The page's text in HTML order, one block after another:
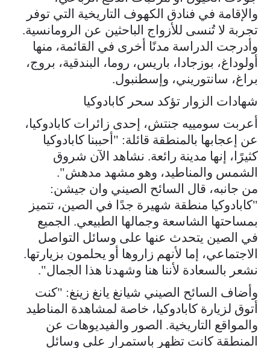
والإقامة في فنادق الكهوف التاريخية التي توفر
تجربة لا تُنسى للأزواج الباحثين عن الرومانسية.
وأدرجت الدراسة مدنًا أخرى في القائمة، منها
أولوداغ، بوزجادا، باريس، روما، البندقية، بروج،
براغ، سانتوريني، وإسطنبول.
شهادات الزوار تؤكد سحر كابادوكيا
أعربت سومييه جنتش، إحدى زائرات كابادوكيا،
عن إعجابها بالمنطقة قائلة: "أحببنا كابادوكيا
كثيرًا، إنها مدينة رائعة. نشاهد الآن شروق
الشمس والمناطيد، وهو مشهد مدهش".
من جانبه، قال السائح الصيني وان جيشن:
"كابادوكيا منطقة شهيرة جدًا في الصين، تتميز
بمساحتها الشاسعة وجمالها الطبيعي. الجميع
في الصين يتحدث عنها على وسائل التواصل
الاجتماعي، إما لأنهم زاروها أو يحلمون بزيارتها.
نشعر بالسعادة لأننا هنا وشهدنا هذا الجمال".
وأضاف السائح الصيني شيانغ يانغ زينغ: "كنت
أتوق لزيارة كابادوكيا، خاصة لمشاهدة المناطيد
والمواقع التاريخية. الصور والفيديوهات عن
المنطقة كانت تظهر باستمرار على وسائل